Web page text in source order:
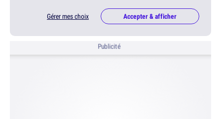
Gérer mes choix Accepter & afficher
Publicité